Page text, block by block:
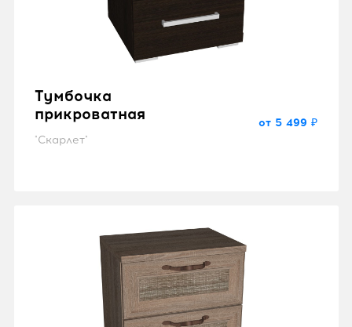
Тумбочка
прикроватная
"Скарлет"
от 5 499 ₽